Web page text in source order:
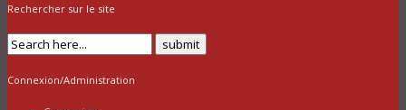
Rechercher sur le site
Connexion/Administration